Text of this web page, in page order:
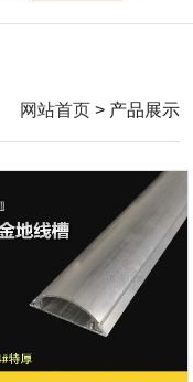
网站首页 > 产品展示